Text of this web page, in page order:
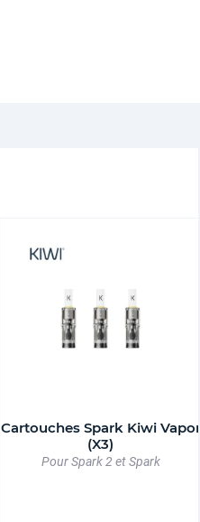
Cartouches Spark Kiwi Vapor
(X3)
Pour Spark 2 et Spark